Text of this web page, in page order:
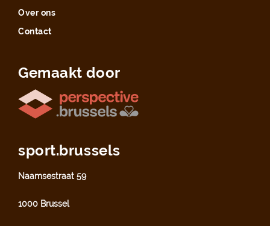
Over ons
Contact
Gemaakt door
sport.brussels
Naamsestraat 59
1000 Brussel